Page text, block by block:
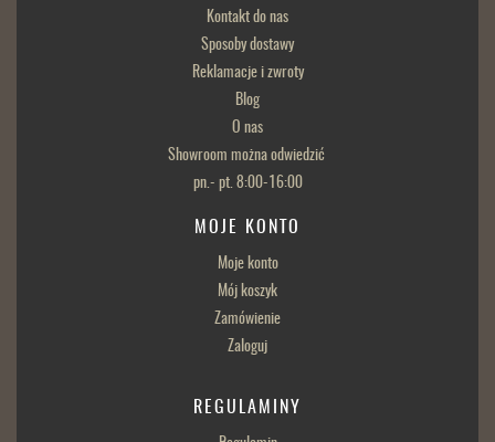
Kontakt do nas
Sposoby dostawy
Reklamacje i zwroty
Blog
O nas
Showroom można odwiedzić
pn.- pt. 8:00-16:00
MOJE KONTO
Moje konto
Mój koszyk
Zamówienie
Zaloguj
REGULAMINY